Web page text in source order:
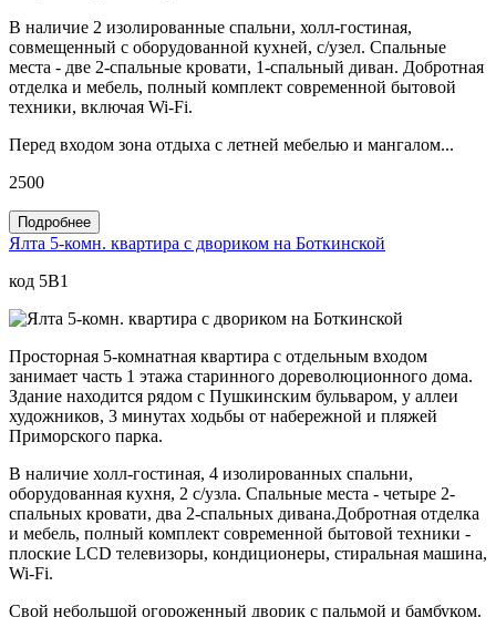
В наличие 2 изолированные спальни, холл-гостиная,
совмещенный с оборудованной кухней, с/узел. Спальные
места - две 2-спальные кровати, 1-спальный диван. Добротная
отделка и мебель, полный комплект современной бытовой
техники, включая Wi-Fi.
Перед входом зона отдыха с летней мебелью и мангалом...
2500
Подробнее
Ялта 5-комн. квартира с двориком на Боткинской
код 5B1
Просторная 5-комнатная квартира с отдельным входом
занимает часть 1 этажа старинного дореволюционного дома.
Здание находится рядом с Пушкинским бульваром, у аллеи
художников, 3 минутах ходьбы от набережной и пляжей
Приморского парка.
В наличие холл-гостиная, 4 изолированных спальни,
оборудованная кухня, 2 с/узла. Спальные места - четыре 2-
спальных кровати, два 2-спальных дивана.Добротная отделка
и мебель, полный комплект современной бытовой техники -
плоские LCD телевизоры, кондиционеры, стиральная машина,
Wi-Fi.
Свой небольшой огороженный дворик с пальмой и бамбуком.